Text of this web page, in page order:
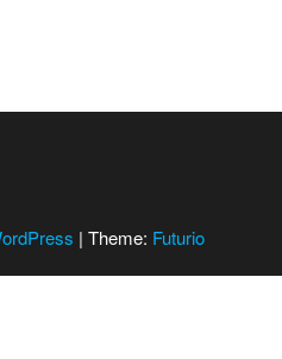
| Theme: Futurio